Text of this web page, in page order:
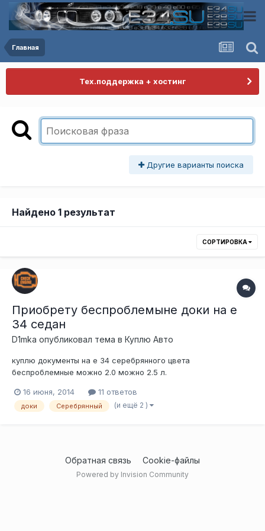
Главная
Тех.поддержка + хостинг
Другие варианты поиска
Найдено 1 результат
СОРТИРОВКА
Приобрету беспроблемыне доки на е
34 седан
D1mka опубликовал тема в Куплю Авто
куплю документы на е 34 серебрянного цвета
беспроблемные можно 2.0 можно 2.5 л.
16 июня, 2014 11 ответов
доки Серебрянный (и ещё 2 )
Обратная связь Cookie-файлы
Powered by Invision Community